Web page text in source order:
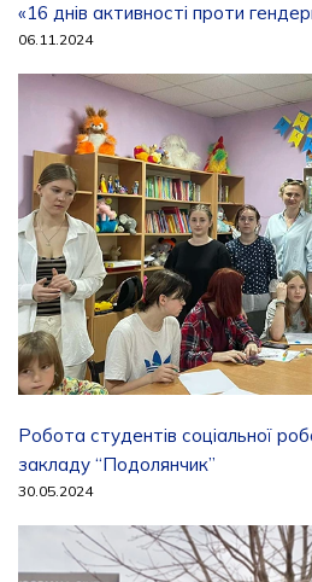
«16 днів активності проти
06.11.2024
Робота студентів соціальної
закладу “Подолянчик”
30.05.2024